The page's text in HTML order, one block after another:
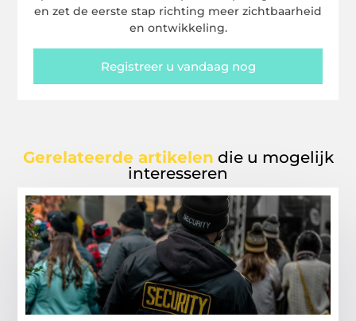
en zet de eerste stap richting meer zichtbaarheid
en ontwikkeling.
Registreer u vandaag nog
Gerelateerde artikelen die u mogelijk
interesseren